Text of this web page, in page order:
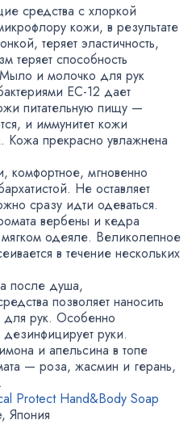
средства с хлоркой
кожи, в результате
, теряет эластичность,
теряет способность
Мыло и молочко для рук
EC-12 дает
питательную пищу —
, и иммунитет кожи
Кожа прекрасно увлажнена
, комфортное, мгновенно
Не оставляет
сразу идти одеваться.
вербены и кедра
мягком одеяле. Великолепное
в течение нескольких
после душа,
позволяет наносить
для рук. Особенно
дезинфицирует руки.
и апельсина в топе
— роза, жасмин и герань,
Protect Hand&Body Soap
, Япония